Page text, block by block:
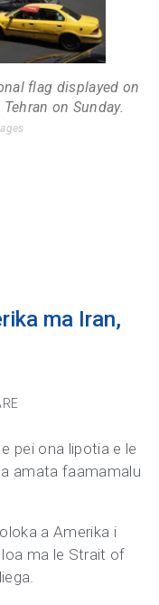
flag displayed on
on Sunday.
ma Iran,
pei ona lipotia e le
amata faamamalu
a Amerika i
ma le Strait of